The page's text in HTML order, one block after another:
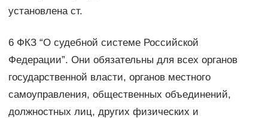
установлена ст.
6 ФКЗ “О судебной системе Российской
Федерации”. Они обязательны для всех органов
государственной власти, органов местного
самоуправления, общественных объединений,
должностных лиц, других физических и